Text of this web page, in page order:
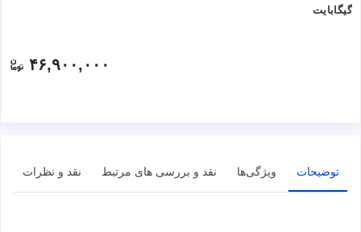
گیگابایت
۴۶,۹۰۰,۰۰۰
توضیحات ویژگی‌ها نقد و بررسی های مرتبط نقد و نظرات